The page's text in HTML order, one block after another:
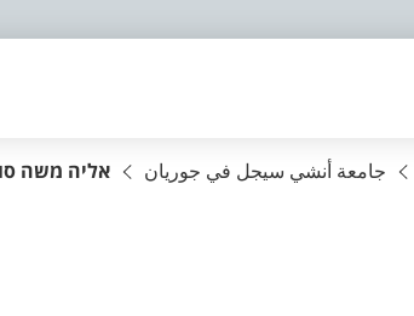
جامعة أنشي سيجل في جوريان אליה משה